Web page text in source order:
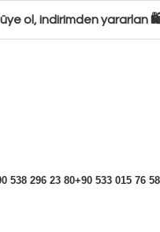
indirimden yararlan 🛍️
538 296 23 80+90 533 015 76 58